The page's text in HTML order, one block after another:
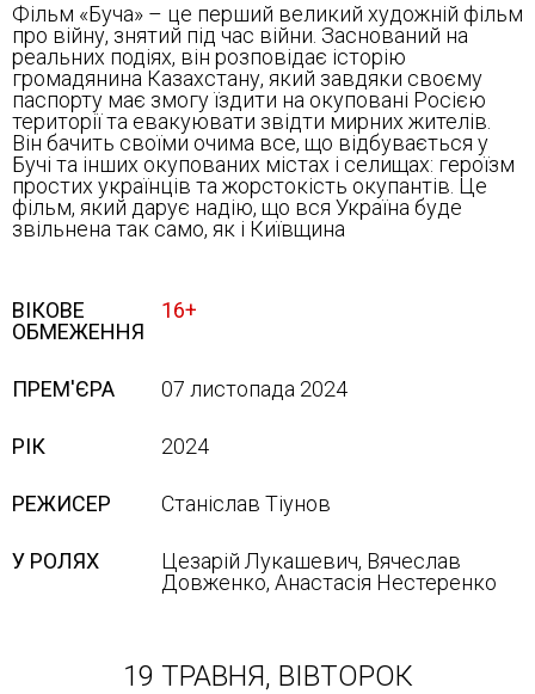
Фільм «Буча» – це перший великий художній фільм
про війну, знятий під час війни. Заснований на
реальних подіях, він розповідає історію
громадянина Казахстану, який завдяки своєму
паспорту має змогу їздити на окуповані Росією
території та евакуювати звідти мирних жителів.
Він бачить своїми очима все, що відбувається у
Бучі та інших окупованих містах і селищах: героїзм
простих українців та жорстокість окупантів. Це
фільм, який дарує надію, що вся Україна буде
звільнена так само, як і Київщина
ВІКОВЕ
ОБМЕЖЕННЯ
16+
ПРЕМ'ЄРА 07 листопада 2024
РІК 2024
РЕЖИСЕР Станіслав Тіунов
У РОЛЯХ
Цезарій Лукашевич, Вячеслав
Довженко, Анастасія Нестеренко
19 ТРАВНЯ, ВІВТОРОК